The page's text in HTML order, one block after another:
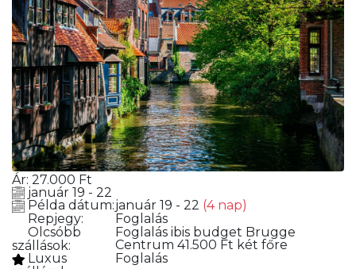
Ár: 27.000 Ft
január 19 - 22
Példa dátum:január 19 - 22 (4 nap)
Repjegy:
Foglalás
Olcsóbb
szállások:
Foglalás ibis budget Brugge
Centrum 41.500 Ft két főre
Luxus
Foglalás